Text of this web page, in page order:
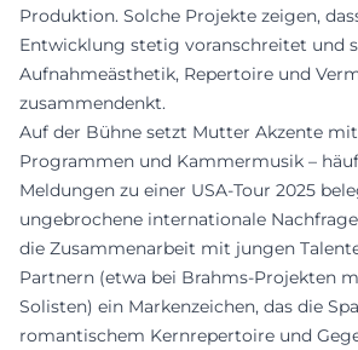
Produktion. Solche Projekte zeigen,
Entwicklung stetig voranschreitet und
Aufnahmeästhetik, Repertoire und
zusammendenkt.
Auf der Bühne setzt Mutter Akzente
Programmen und Kammermusik –
Meldungen zu einer USA-Tour 2025
ungebrochene internationale
die Zusammenarbeit mit jungen
Partnern (etwa bei Brahms-Projekten
Solisten) ein Markenzeichen, das die
romantischem Kernrepertoire und